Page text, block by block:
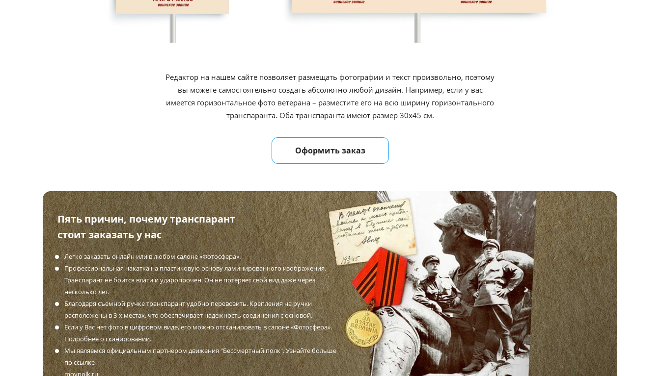
Редактор на нашем сайте позволяет размещать фотографии и текст произвольно, поэтому
вы можете самостоятельно создать абсолютно любой дизайн. Например, если у вас
имеется горизонтальное фото ветерана – разместите его на всю ширину горизонтального
транспаранта. Оба транспаранта имеют размер 30х45 см.
Оформить заказ
Пять причин, почему транспарант
стоит заказать у нас
Легко заказать онлайн или в любом салоне «Фотосфера».
Профессиональная накатка на пластиковую основу ламинированного изображения.
Транспарант не боится влаги и ударопрочен. Он не потеряет свой вид даже через
несколько лет.
Благодаря съемной ручке транспарант удобно перевозить. Крепления на ручки
расположены в 3-х местах, что обеспечивает надежность соединения с основой.
Если у Вас нет фото в цифровом виде, его можно отсканировать в салоне «Фотосфера».
Подробнее о сканировании.
Мы являемся официальным партнером движения "Бессмертный полк". Узнайте больше
по ссылке
moypolk.ru